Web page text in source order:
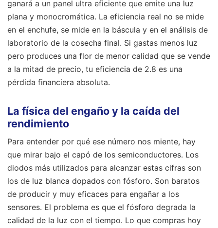
ganará a un panel ultra eficiente que emite una luz
plana y monocromática. La eficiencia real no se mide
en el enchufe, se mide en la báscula y en el análisis de
laboratorio de la cosecha final. Si gastas menos luz
pero produces una flor de menor calidad que se vende
a la mitad de precio, tu eficiencia de 2.8 es una
pérdida financiera absoluta.
La física del engaño y la caída del
rendimiento
Para entender por qué ese número nos miente, hay
que mirar bajo el capó de los semiconductores. Los
diodos más utilizados para alcanzar estas cifras son
los de luz blanca dopados con fósforo. Son baratos
de producir y muy eficaces para engañar a los
sensores. El problema es que el fósforo degrada la
calidad de la luz con el tiempo. Lo que compras hoy